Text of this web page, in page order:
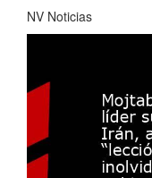
NV Noticias